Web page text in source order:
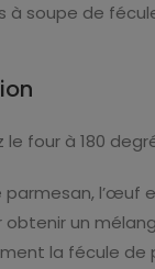
à soupe de
le four à 180
parmesan, l’œuf
obtenir un
la fécule de